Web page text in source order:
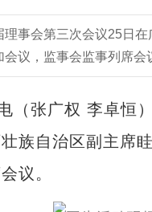
理事会第三次会议25日
议，监事会监事列席会
张广权 李卓恒）
族自治区副主席
议。